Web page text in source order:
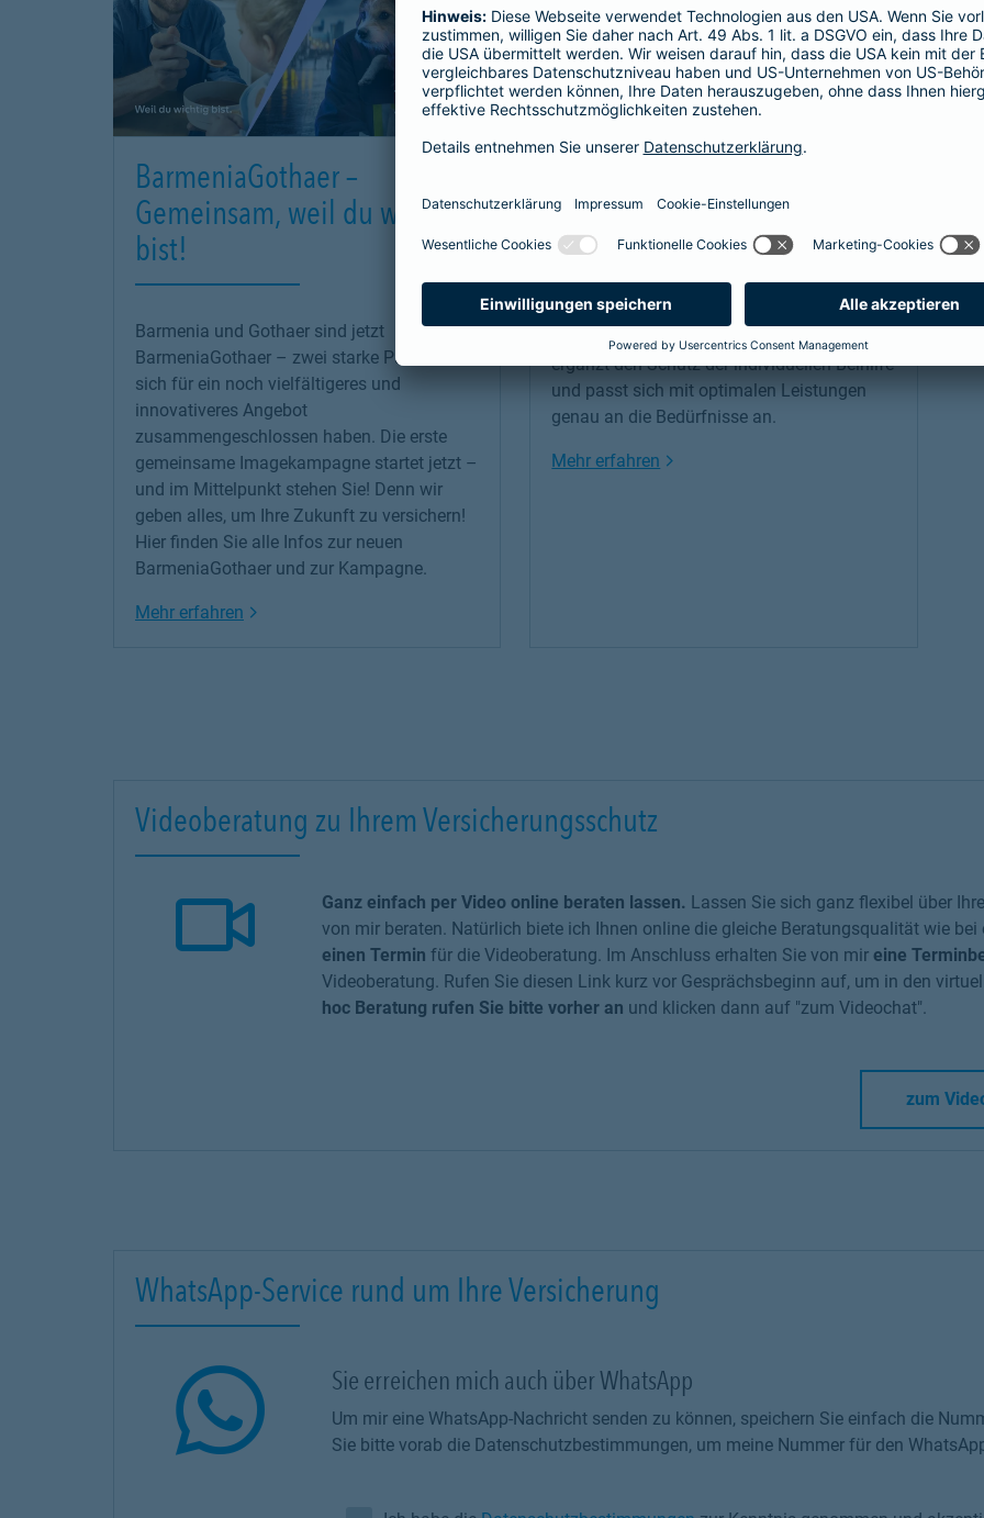
BarmeniaGothaer –
Gemeinsam, weil du wichtig
bist!
Barmenia und Gothaer sind jetzt
BarmeniaGothaer – zwei starke Partner, die
sich für ein noch vielfältigeres und
innovativeres Angebot
zusammengeschlossen haben. Die erste
gemeinsame Imagekampagne startet jetzt –
und im Mittelpunkt stehen Sie! Denn wir
geben alles, um Ihre Zukunft zu versichern!
Hier finden Sie alle Infos zur neuen
BarmeniaGothaer und zur Kampagne.
Mehr erfahren Link Opens in New Tab
Als Beamtenanwärter oder Beamter braucht
es eine Absicherung, die genau zu einem
passt: unsereprivate Krankenversicherung
für Beamtenanwärter und Beamte. Sie
ergänzt den Schutz der individuellen Beihilfe
und passt sich mit optimalen Leistungen
genau an die Bedürfnisse an.
Mehr erfahren Link Opens in New Tab
Videoberatung zu Ihrem Versicherungsschutz
Ganz einfach per Video online beraten lassen. Lassen Sie sich ganz flexibel über
von mir beraten. Natürlich biete ich Ihnen online die gleiche Beratungsqualität wie bei
einen Termin für die Videoberatung. Im Anschluss erhalten Sie von mir eine
Videoberatung. Rufen Sie diesen Link kurz vor Gesprächsbeginn auf, um in den
hoc Beratung rufen Sie bitte vorher an und klicken dann auf "zum Videochat".
zum
WhatsApp-Service rund um Ihre Versicherung
Sie erreichen mich auch über WhatsApp
Um mir eine WhatsApp-Nachricht senden zu können, speichern Sie einfach die
Sie bitte vorab die Datenschutzbestimmungen, um meine Nummer für den